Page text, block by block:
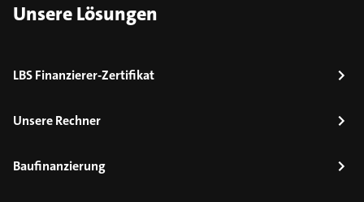
Unsere Lösungen
LBS Finanzierer-Zertifikat
Unsere Rechner
Baufinanzierung